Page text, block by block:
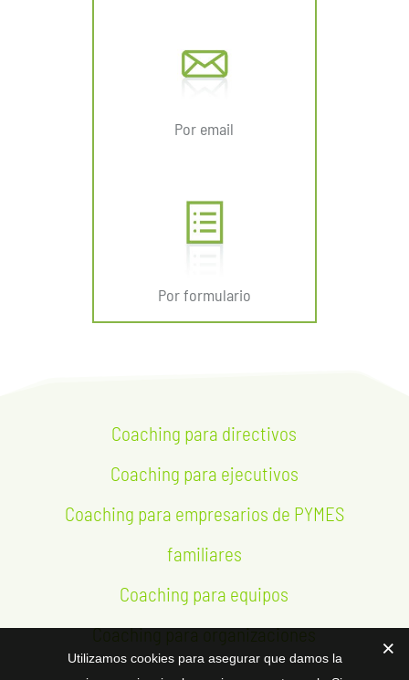
Por email
Por formulario
Coaching para directivos
Coaching para ejecutivos
Coaching para empresarios de PYMES
familiares
Coaching para equipos
Coaching para organizaciones
Utilizamos cookies para asegurar que damos la